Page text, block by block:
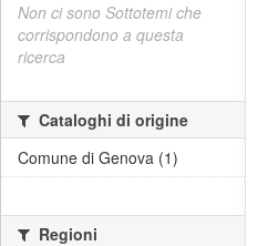
Non ci sono Sottotemi che
corrispondono a questa
ricerca
Cataloghi di origine
Comune di Genova (1)
Regioni